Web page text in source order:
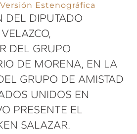
Versión Estenográfica
DEL DIPUTADO
DEL GRUPO
DE MORENA, EN LA
GRUPO DE AMISTAD
UNIDOS EN
PRESENTE EL
SALAZAR.